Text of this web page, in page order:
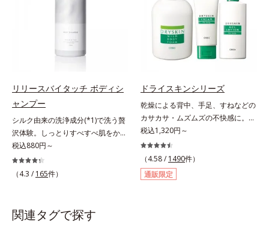
リリースバイタッチ ボディシ
ャンプー
シルク由来の洗浄成分(*1)で洗う贅
沢体験。しっとりすべすべ肌をかな
えるボディシャンプー。リリースバ
イタッチ ボディシャンプーふわも
こ濃密泡がからだをやさしく包み、
おいに近いシルク由来の洗浄成分
(*1)が、不要な汚れをするりと包み
税込880円～
（4.3 / 165件）
ドライスキンシリーズ
乾燥による背中、手足、すねなどの
カサカサ・ムズムズの不快感に。背
中がムズムズして眠れない、手足が
カサつく、お風呂上がりはその不快
感が増してつらい・・・と悩んでい
ませんか？それはお肌が乾燥して外
的刺激に弱くなっているから。オル
税込1,320円～
（4.58 / 1490件）
通販限定
関連タグで探す